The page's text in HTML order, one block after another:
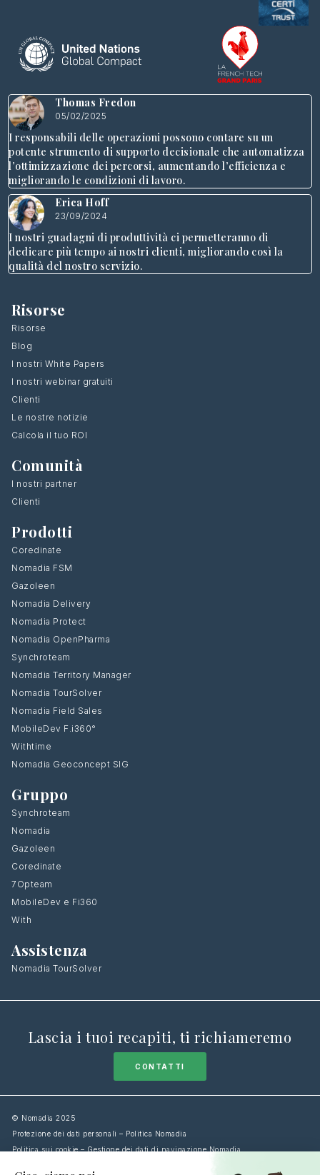
Thomas Fredon
05/02/2025
I responsabili delle operazioni possono contare su un
potente strumento di supporto decisionale che automatizza
l’ottimizzazione dei percorsi, aumentando l’efficienza e
migliorando le condizioni di lavoro.
Erica Hoff
23/09/2024
I nostri guadagni di produttività ci permetteranno di
dedicare più tempo ai nostri clienti, migliorando così la
qualità del nostro servizio.
Risorse
Risorse
Blog
I nostri White Papers
I nostri webinar gratuiti
Clienti
Le nostre notizie
Calcola il tuo ROI
Comunità
I nostri partner
Clienti
Prodotti
Coredinate
Nomadia FSM
Gazoleen
Nomadia Delivery
Nomadia Protect
Nomadia OpenPharma
Synchroteam
Nomadia Territory Manager
Nomadia TourSolver
Nomadia Field Sales
MobileDev F.i360°
Withtime
Nomadia Geoconcept SIG
Gruppo
Synchroteam
Nomadia
Gazoleen
Coredinate
7Opteam
MobileDev e Fi360
With
Assistenza
Nomadia TourSolver
Lascia i tuoi recapiti, ti richiameremo
CONTATTI
© Nomadia 2025
Protezione dei dati personali – Politica Nomadia
Politica sui cookie – Gestione dei dati di navigazione Nomadia